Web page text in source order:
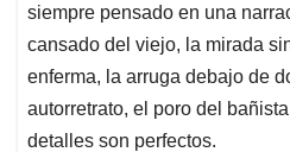
siempre pensado en una
cansado del viejo, la mirada
enferma, la arruga debajo de
autorretrato, el poro del
detalles son perfectos.